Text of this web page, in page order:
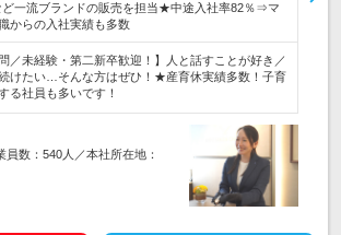
ど一流ブランドの販売を担当★中途入社率82％⇒マ
からの入社実績も多数
問／未経験・第二新卒歓迎！】人と話すことが好き／
けたい…そんな方はぜひ！★産育休実績多数！子育
る社員も多いです！
数：540人／本社所在地：